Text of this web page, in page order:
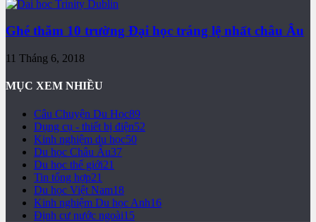
Ghé thăm 10 trường Đại học tráng lệ nhất châu Âu
11 Tháng 6, 2018
MỤC XEM NHIỀU
Câu Chuyện Du Học89
Dụng cụ - thiết bị điện52
Kinh nghiệm du học50
Du học Châu Âu37
Du học thế giới21
Tin tổng hợp21
Du học Việt Nam18
Kinh nghiệm Du học Anh16
Định cư nước ngoài15